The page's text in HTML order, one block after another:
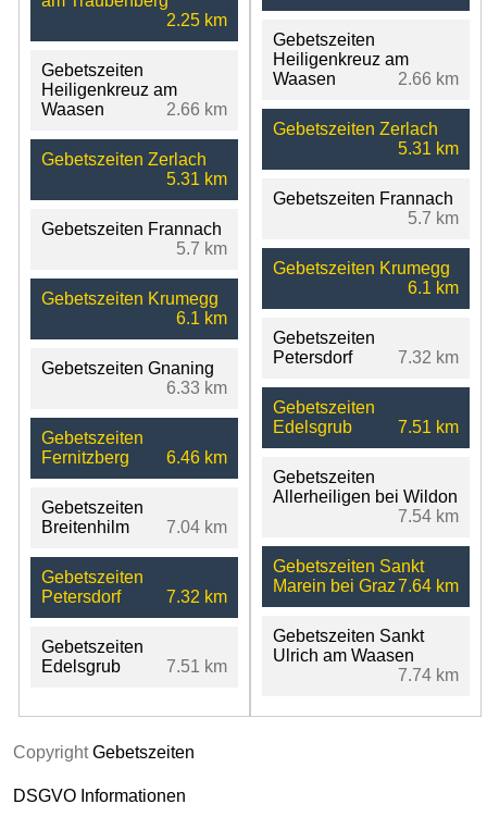
2.25 km
Gebetszeiten
Heiligenkreuz am
Waasen
2.66 km
Gebetszeiten Zerlach
5.31 km
Gebetszeiten Frannach
5.7 km
Gebetszeiten Krumegg
6.1 km
Gebetszeiten Gnaning
6.33 km
Gebetszeiten
Fernitzberg
6.46 km
Gebetszeiten
Breitenhilm
7.04 km
Gebetszeiten
Petersdorf
7.32 km
Gebetszeiten
Edelsgrub
7.51 km
Gebetszeiten
Heiligenkreuz am
Waasen
2.66 km
Gebetszeiten Zerlach
5.31 km
Gebetszeiten Frannach
5.7 km
Gebetszeiten Krumegg
6.1 km
Gebetszeiten
Petersdorf
7.32 km
Gebetszeiten
Edelsgrub
7.51 km
Gebetszeiten
Allerheiligen bei Wildon
7.54 km
Gebetszeiten Sankt
Marein bei Graz7.64 km
Gebetszeiten Sankt
Ulrich am Waasen
7.74 km
CopyrightGebetszeiten
DSGVO Informationen